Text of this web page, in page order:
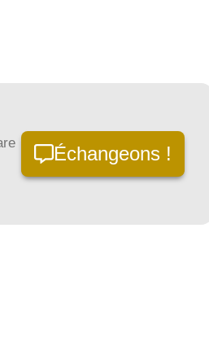
Échangeons !